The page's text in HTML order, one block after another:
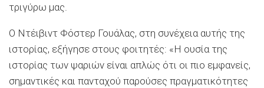
τριγύρω μας.
Ο Ντέιβιντ Φόστερ Γουάλας, στη συνέχεια αυτής της
ιστορίας, εξήγησε στους φοιτητές: «Η ουσία της
ιστορίας των ψαριών είναι απλώς ότι οι πιο εμφανείς,
σημαντικές και πανταχού παρούσες πραγματικότητες